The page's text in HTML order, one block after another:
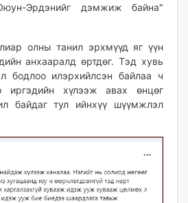
Эрдэнийг дэмжиж байна"
олны танил эрхмүүд яг үүн
анхааралд өртдөг. Тэд хувь
бодлоо илэрхийлсэн байлаа ч
иргэдийн хүлээж авах өнцөг
байдаг тул ийнхүү шүүмжлэл